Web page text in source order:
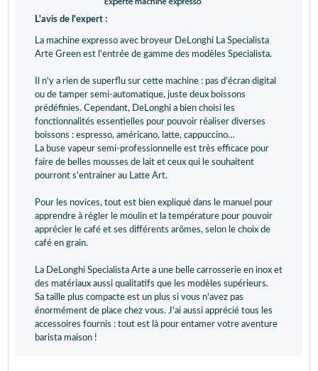
L'avis de l'expert :
La machine expresso avec broyeur DeLonghi La Specialista
Arte Green est l'entrée de gamme des modèles Specialista.
Il n'y a rien de superflu sur cette machine : pas d'écran digital
ou de tamper semi-automatique, juste deux boissons
prédéfinies. Cependant, DeLonghi a bien choisi les
fonctionnalités essentielles pour pouvoir réaliser diverses
boissons : espresso, américano, latte, cappuccino…
La buse vapeur semi-professionnelle est très efficace pour
faire de belles mousses de lait et ceux qui le souhaitent
pourront s'entrainer au Latte Art.
Pour les novices, tout est bien expliqué dans le manuel pour
apprendre à régler le moulin et la température pour pouvoir
apprécier le café et ses différents arômes, selon le choix de
café en grain.
La DeLonghi Specialista Arte a une belle carrosserie en inox et
des matériaux aussi qualitatifs que les modèles supérieurs.
Sa taille plus compacte est un plus si vous n'avez pas
énormément de place chez vous. J'ai aussi apprécié tous les
accessoires fournis : tout est là pour entamer votre aventure
barista maison !